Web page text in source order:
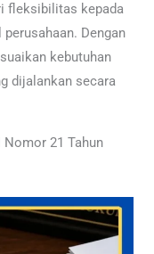
fleksibilitas kepada
Dengan
kebutuhan
dijalankan secara
21 Tahun